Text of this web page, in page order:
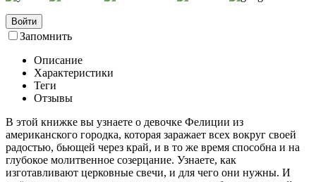
Войти
Запомнить
Описание
Характеристики
Теги
Отзывы
В этой книжке вы узнаете о девочке Фелиции из
американского городка, которая заражает всех вокруг своей
радостью, бьющей через край, и в то же время способна и на
глубокое молитвенное созерцание. Узнаете, как
изготавливают церковные свечи, и для чего они нужны. И